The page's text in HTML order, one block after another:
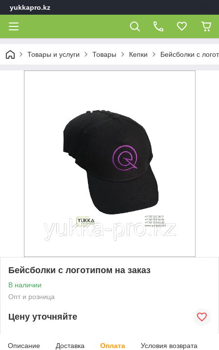
yukkapro.kz
Товары и услуги Товары Кепки Бейсболки с
Бейсболки с логотипом на заказ
В наличии
Опт и розница
Цену уточняйте
Описание Доставка Оплата Условия возврата